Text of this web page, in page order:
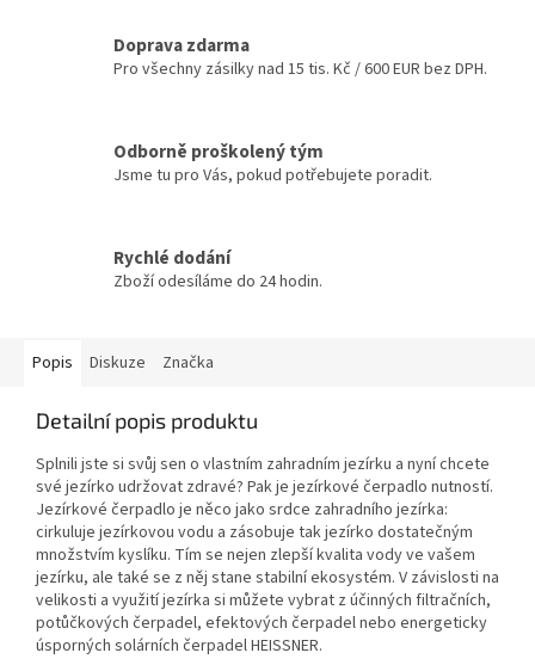
Doprava zdarma
Pro všechny zásilky nad 15 tis. Kč / 600 EUR bez DPH.
Odborně proškolený tým
Jsme tu pro Vás, pokud potřebujete poradit.
Rychlé dodání
Zboží odesíláme do 24 hodin.
Popis Diskuze Značka
Detailní popis produktu
Splnili jste si svůj sen o vlastním zahradním jezírku a nyní chcete
své jezírko udržovat zdravé? Pak je jezírkové čerpadlo nutností.
Jezírkové čerpadlo je něco jako srdce zahradního jezírka:
cirkuluje jezírkovou vodu a zásobuje tak jezírko dostatečným
množstvím kyslíku. Tím se nejen zlepší kvalita vody ve vašem
jezírku, ale také se z něj stane stabilní ekosystém. V závislosti na
velikosti a využití jezírka si můžete vybrat z účinných filtračních,
potůčkových čerpadel, efektových čerpadel nebo energeticky
úsporných solárních čerpadel HEISSNER.